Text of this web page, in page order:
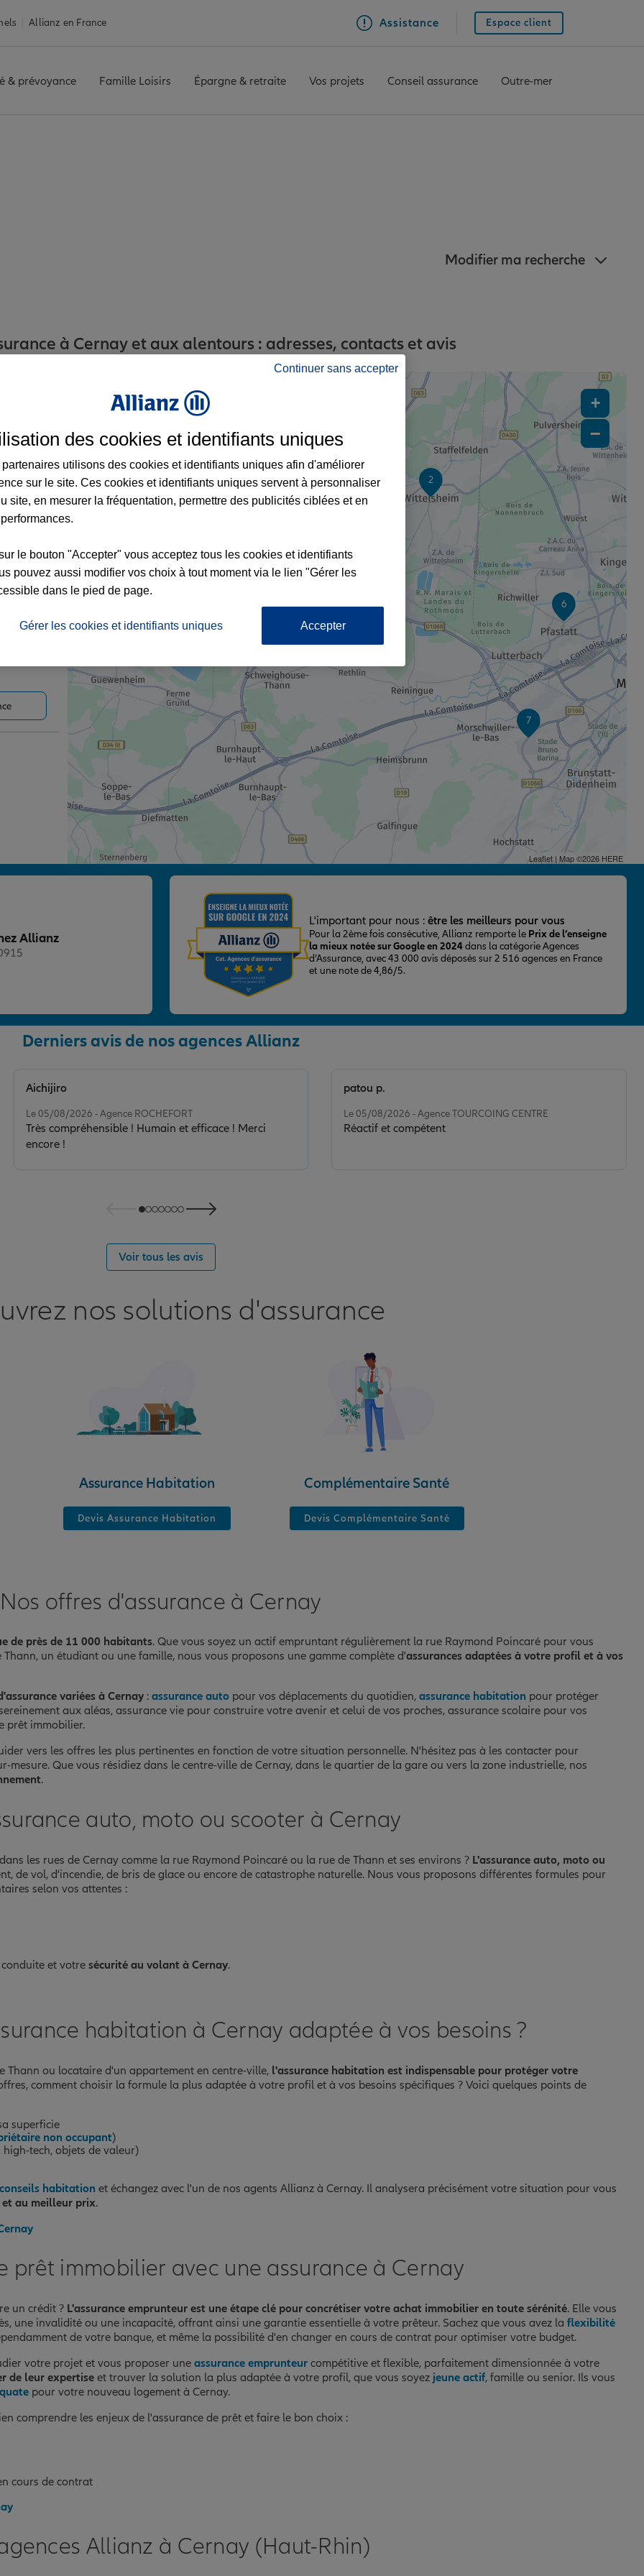
Allianz en France Assistance Espace client
& prévoyance Famille Loisirs Épargne & retraite Vos projets Conseil assurance Outre-mer
Modifier ma recherche
à Cernay et aux alentours : adresses, contacts et avis
7
6
2
1
+
−
Leaflet| Map ©2026 HERE
Allianz
L'important pour nous : être les meilleurs pour vous
Pour la 2ème fois consécutive, Allianz remporte le Prix de l’enseigne
la mieux notée sur Google en 2024dans la catégorie Agences
d’Assurance, avec 43 000 avis déposés sur 2 516 agences en France
et une note de 4,86/5.
Derniers avis de nos agences Allianz
Le 05/08/2026 - Agence ROCHEFORT
Très compréhensible ! Humain et efficace ! Merci
encore !
Aichijiro
Le 05/08/2026 - Agence TOURCOING CENTRE
Réactif et compétent
patou p.
Voir tous les avis
nos solutions d'assurance
Assurance Habitation
Devis Assurance Habitation
Complémentaire Santé
Devis Complémentaire Santé
Nos offres d'assurance à Cernay
de près de 11 000 habitants. Que vous soyez un actif empruntant régulièrement la rue Raymond Poincaré pour vous
un étudiant ou une famille, nous vous proposons une gamme complète d'assurances adaptées à votre profil et à vos
variées à Cernay : assurance auto pour vos déplacements du quotidien, assurance habitation pour protéger
aux aléas, assurance vie pour construire votre avenir et celui de vos proches, assurance scolaire pour vos
prêt immobilier.
vers les offres les plus pertinentes en fonction de votre situation personnelle. N'hésitez pas à les contacter pour
Que vous résidiez dans le centre-ville de Cernay, dans le quartier de la gare ou vers la zone industrielle, nos
.
auto, moto ou scooter à Cernay
les rues de Cernay comme la rue Raymond Poincaré ou la rue de Thann et ses environs ? L'assurance auto, moto ou
de vol, d'incendie, de bris de glace ou encore de catastrophe naturelle. Nous vous proposons différentes formules pour
selon vos attentes :
et votre sécurité au volant à Cernay.
habitation à Cernay adaptée à vos besoins ?
Thann ou locataire d'un appartement en centre-ville, l'assurance habitation est indispensable pour protéger votre
comment choisir la formule la plus adaptée à votre profil et à vos besoins spécifiques ? Voici quelques points de
superficie
non occupant)
tech, objets de valeur)
conseils habitation et échangez avec l'un de nos agents Allianz à Cernay. Il analysera précisément votre situation pour vous
au meilleur prix.
prêt immobilier avec une assurance à Cernay
un crédit ? L'assurance emprunteur est une étape clé pour concrétiser votre achat immobilier en toute sérénité. Elle vous
une invalidité ou une incapacité, offrant ainsi une garantie essentielle à votre prêteur. Sachez que vous avez la flexibilité
de votre banque, et même la possibilité d'en changer en cours de contrat pour optimiser votre budget.
votre projet et vous proposer une assurance emprunteur compétitive et flexible, parfaitement dimensionnée à votre
de leur expertiseet trouver la solution la plus adaptée à votre profil, que vous soyez jeune actif, famille ou senior. Ils vous
pour votre nouveau logement à Cernay.
comprendre les enjeux de l'assurance de prêt et faire le bon choix :
cours de contrat
Allianz à Cernay (Haut-Rhin)
Continuer sans accepter
des cookies et identifiants uniques
partenaires utilisons des cookies et identifiants uniques afin d'améliorer
sur le site. Ces cookies et identifiants uniques servent à personnaliser
site, en mesurer la fréquentation, permettre des publicités ciblées et en
le bouton "Accepter" vous acceptez tous les cookies et identifiants
pouvez aussi modifier vos choix à tout moment via le lien "Gérer les
dans le pied de page.
Gérer les cookies et identifiants uniques Accepter